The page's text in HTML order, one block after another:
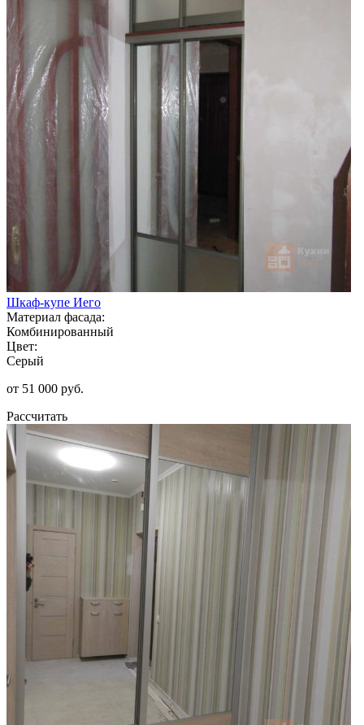
Шкаф-купе Иего
Материал фасада:
Комбинированный
Цвет:
Серый
от 51 000 руб.
Рассчитать